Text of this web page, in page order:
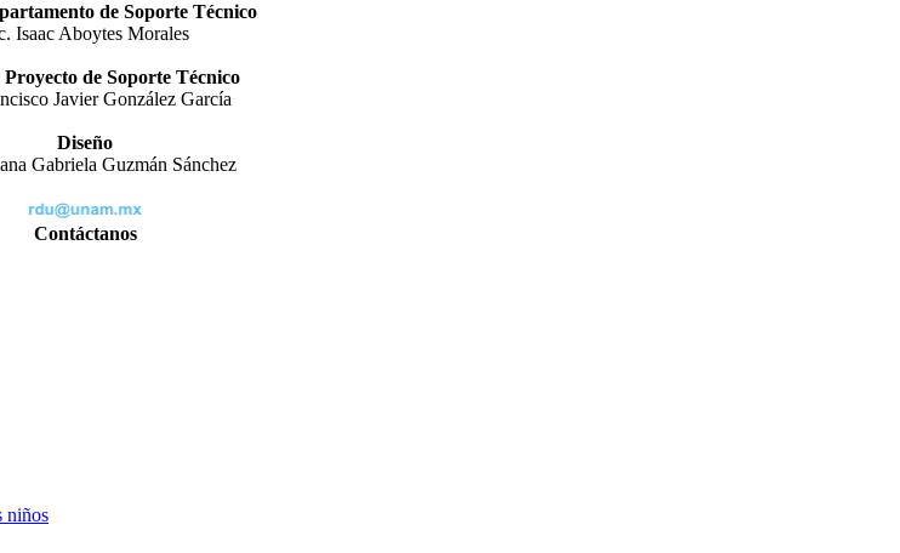
de Soporte Técnico
Isaac Aboytes Morales
de Soporte Técnico
Javier González García
Diseño
Gabriela Guzmán Sánchez
Contáctanos
niños